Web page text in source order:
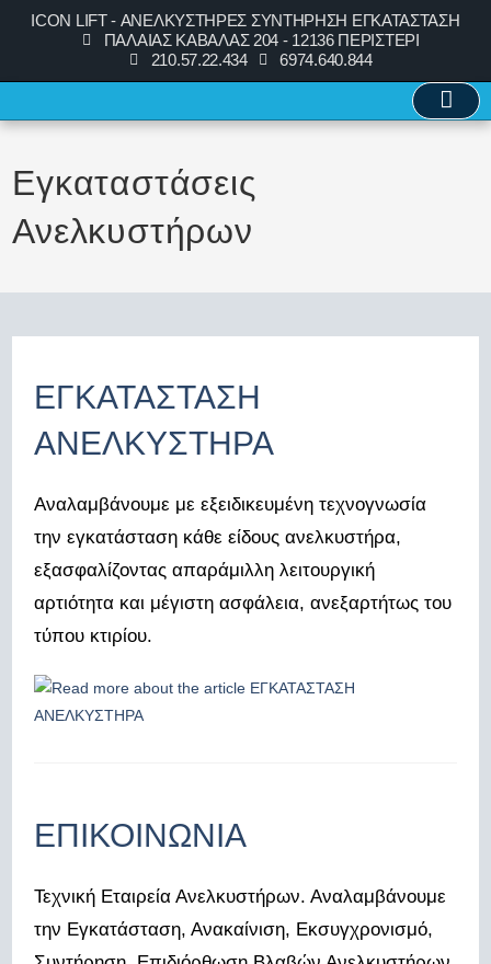
ICON LIFT - ΑΝΕΛΚΥΣΤΗΡΕΣ ΣΥΝΤΗΡΗΣΗ ΕΓΚΑΤΑΣΤΑΣΗ
ΠΑΛΑΙΑΣ ΚΑΒΑΛΑΣ 204 - 12136 ΠΕΡΙΣΤΕΡΙ
210.57.22.434
6974.640.844
Εγκαταστάσεις
Ανελκυστήρων
ΕΓΚΑΤΑΣΤΑΣΗ
ΑΝΕΛΚΥΣΤΗΡΑ
Αναλαμβάνουμε με εξειδικευμένη τεχνογνωσία
την εγκατάσταση κάθε είδους ανελκυστήρα,
εξασφαλίζοντας απαράμιλλη λειτουργική
αρτιότητα και μέγιστη ασφάλεια, ανεξαρτήτως του
τύπου κτιρίου.
ΕΠΙΚΟΙΝΩΝΙΑ
Τεχνική Εταιρεία Ανελκυστήρων. Αναλαμβάνουμε
την Εγκατάσταση, Ανακαίνιση, Εκσυγχρονισμό,